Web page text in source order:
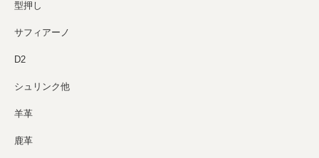
型押し
サフィアーノ
D2
シュリンク他
羊革
鹿革